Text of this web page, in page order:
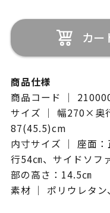
カー
商品仕様
商品コード ｜
サイズ ｜ 幅270×奥
87(45.5)cm
内寸サイズ ｜ 座面
行54㎝、サイドソフ
部の高さ：14.5㎝
素材 ｜ ポリウレタ